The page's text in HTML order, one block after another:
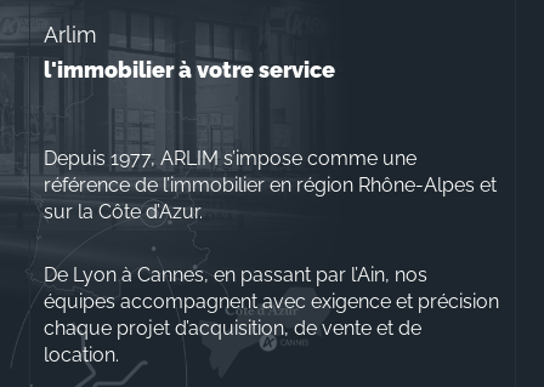
Arlim
l'immobilier à votre service
Depuis 1977, ARLIM s’impose comme une
référence de l’immobilier en région Rhône-Alpes et
sur la Côte d’Azur.
De Lyon à Cannes, en passant par l’Ain, nos
équipes accompagnent avec exigence et précision
chaque projet d’acquisition, de vente et de
location.